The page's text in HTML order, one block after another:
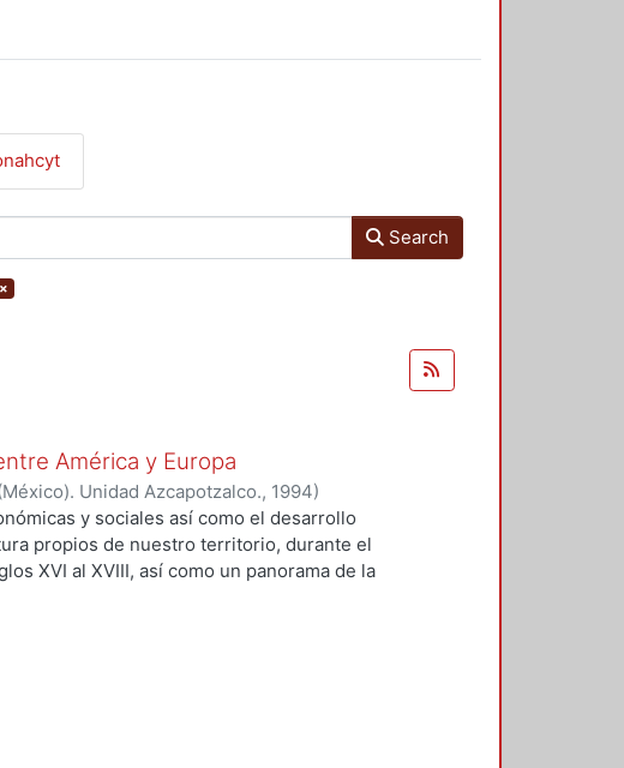
Search
×
América y Europa
Unidad Azcapotzalco., 1994)
y sociales así como el desarrollo
propios de nuestro territorio, durante el
XVI al XVIII, así como un panorama de la